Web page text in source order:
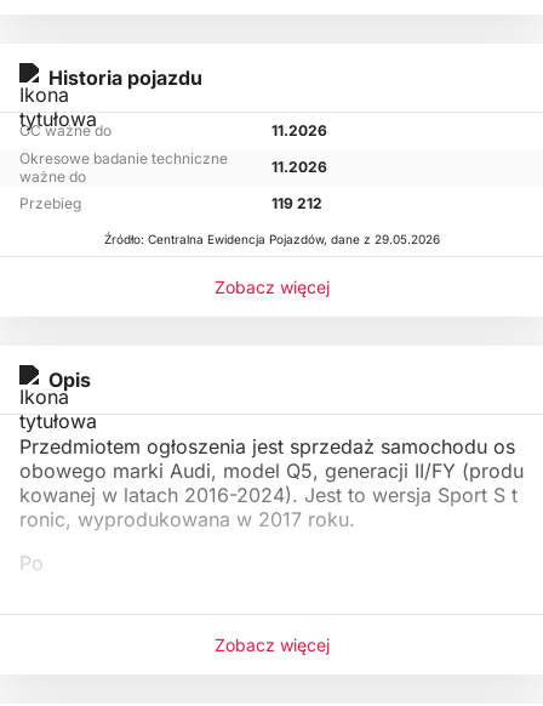
Historia pojazdu
OC ważne do
11.2026
Okresowe badanie techniczne
ważne do
11.2026
Przebieg
119 212
Źródło: Centralna Ewidencja Pojazdów, dane z 29.05.2026
Zobacz więcej
Opis
Przedmiotem ogłoszenia jest sprzedaż samochodu os
obowego marki Audi, model Q5, generacji II/FY (produ
kowanej w latach 2016-2024). Jest to wersja Sport S t
ronic, wyprodukowana w 2017 roku.
Po
Zobacz więcej